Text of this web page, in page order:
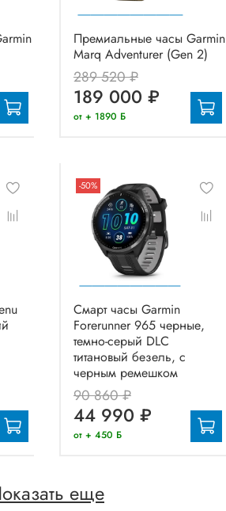
Премиальные часы Garmin
Marq Adventurer (Gen 2)
289 520 ₽
189 000 ₽
от + 1890 Б
-50%
Смарт часы Garmin
Forerunner 965 черные,
темно-серый DLC
титановый безель, с
черным ремешком
90 860 ₽
44 990 ₽
от + 450 Б
еще